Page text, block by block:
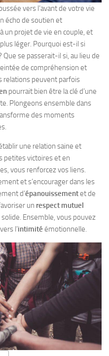
vers l’avant de votre vie
écho de soutien et
un projet de vie en couple, et
léger. Pourquoi est-il si
se passerait-il si, au lieu de
de compréhension et
relations peuvent parfois
pourrait bien être la clé d’une
Plongeons ensemble dans
des moments
une relation saine et
petites victoires et en
vous renforcez vos liens.
et s’encourager dans les
d’épanouissementet de
un respect mutuel
Ensemble, vous pouvez
l’intimité émotionnelle.